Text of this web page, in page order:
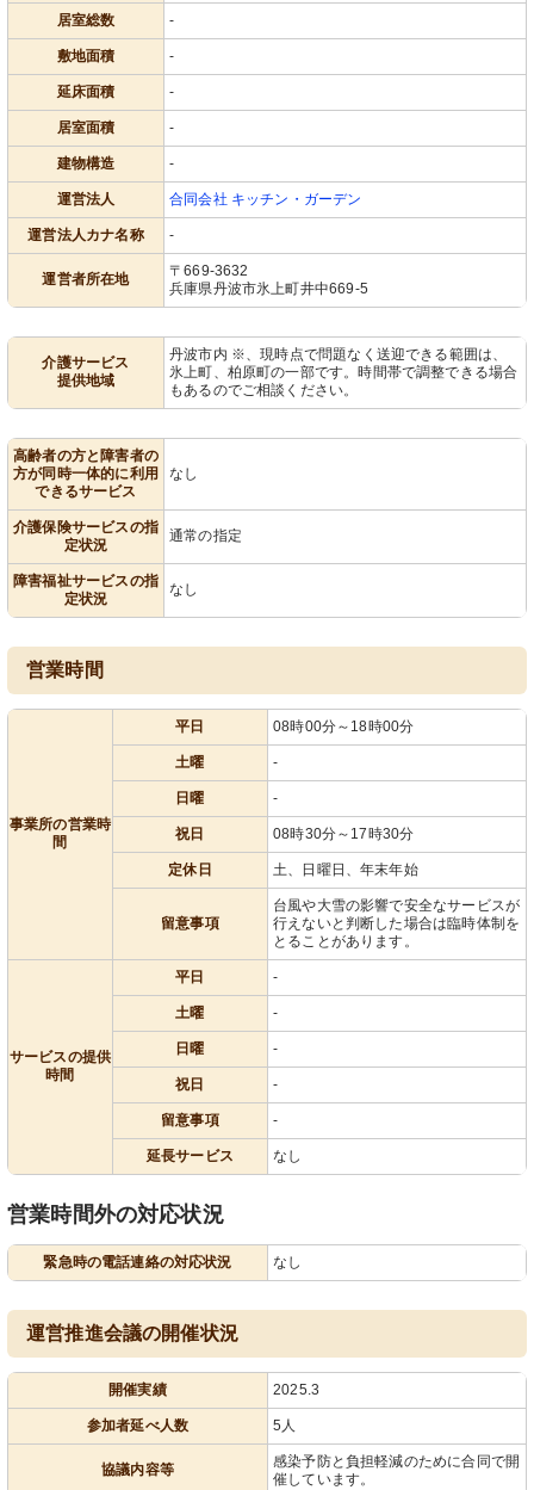
居室総数 -
敷地面積 -
延床面積 -
居室面積 -
建物構造 -
運営法人 合同会社 キッチン・ガーデン
運営法人カナ名称 -
運営者所在地
〒669-3632
兵庫県丹波市氷上町井中669-5
介護サービス
提供地域
丹波市内 ※、現時点で問題なく送迎できる範囲は、
氷上町、柏原町の一部です。時間帯で調整できる場合
もあるのでご相談ください。
高齢者の方と障害者の
方が同時一体的に利用
できるサービス
なし
介護保険サービスの指
定状況
通常の指定
障害福祉サービスの指
定状況
なし
営業時間
事業所の営業時
間
平日 08時00分～18時00分
土曜 -
日曜 -
祝日 08時30分～17時30分
定休日 土、日曜日、年末年始
留意事項
台風や大雪の影響で安全なサービスが
行えないと判断した場合は臨時体制を
とることがあります。
サービスの提供
時間
平日 -
土曜 -
日曜 -
祝日 -
留意事項 -
延長サービス なし
営業時間外の対応状況
緊急時の電話連絡の対応状況 なし
運営推進会議の開催状況
開催実績 2025.3
参加者延べ人数 5人
協議内容等
感染予防と負担軽減のために合同で開
催しています。